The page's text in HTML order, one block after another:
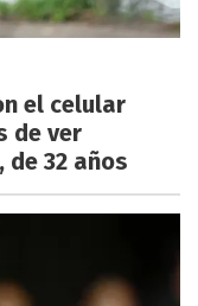
el celular
de ver
de 32 años